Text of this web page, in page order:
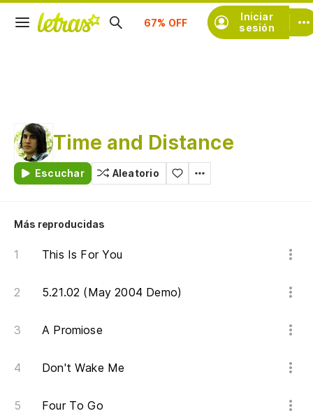
Iniciar
sesión
Suscríbete
Time and Distance
Escuchar Aleatorio
Más reproducidas
This Is For You
5.21.02 (May 2004 Demo)
A Promiose
Don't Wake Me
Four To Go